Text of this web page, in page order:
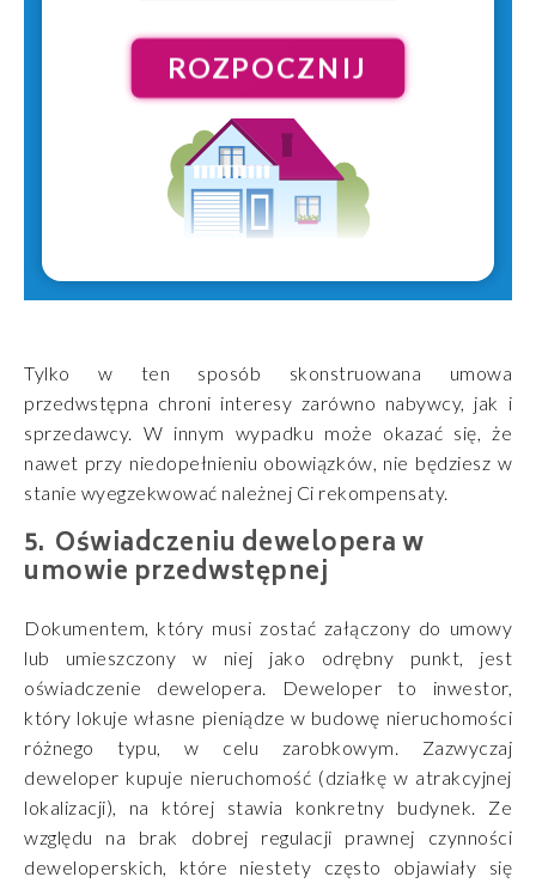
ROZPOCZNIJ
Tylko w ten sposób skonstruowana umowa
przedwstępna chroni interesy zarówno nabywcy, jak i
sprzedawcy. W innym wypadku może okazać się, że
nawet przy niedopełnieniu obowiązków, nie będziesz w
stanie wyegzekwować należnej Ci rekompensaty.
Oświadczeniu dewelopera w
umowie przedwstępnej
Dokumentem, który musi zostać załączony do umowy
lub umieszczony w niej jako odrębny punkt, jest
oświadczenie dewelopera. Deweloper to inwestor,
który lokuje własne pieniądze w budowę nieruchomości
różnego typu, w celu zarobkowym. Zazwyczaj
deweloper kupuje nieruchomość (działkę w atrakcyjnej
lokalizacji), na której stawia konkretny budynek. Ze
względu na brak dobrej regulacji prawnej czynności
deweloperskich, które niestety często objawiały się